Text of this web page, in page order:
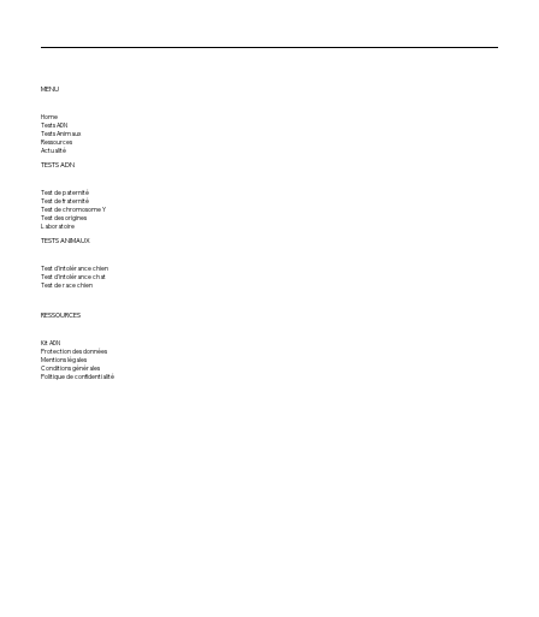
MENU
Home
Tests ADN
Tests Animaux
Ressources
Actualité
TESTS ADN
Test de paternité
Test de fraternité
Test de chromosome Y
Test des origines
Laboratoire
TESTS ANIMAUX
Test d'intolérance chien
Test d'intolérance chat
Test de race chien
RESSOURCES
Kit ADN
Protection des données
Mentions légales
Conditions générales
Politique de confidentialité